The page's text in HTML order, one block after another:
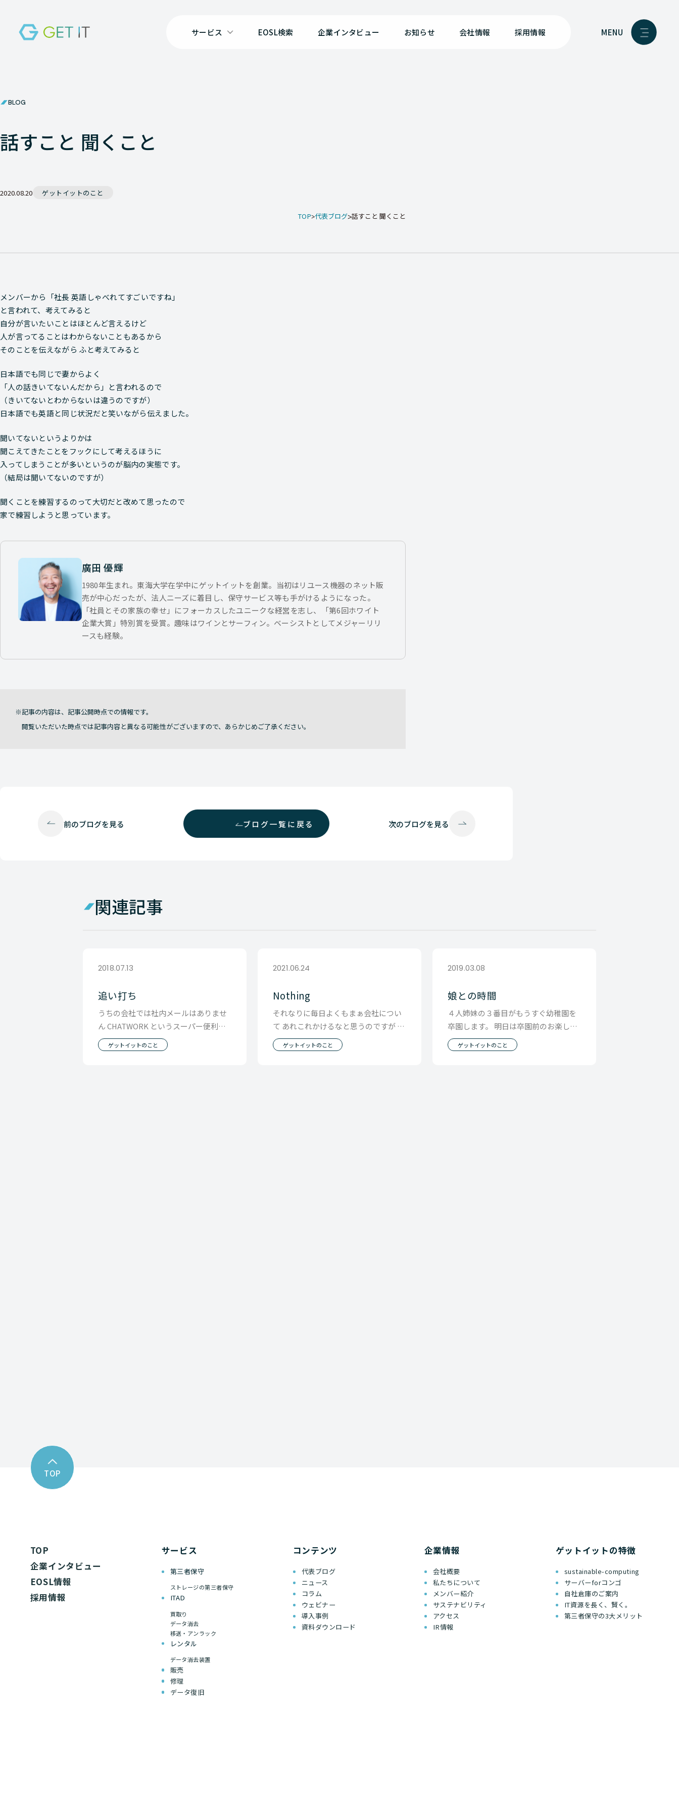
サービス EOSL検索 企業インタビュー お知らせ 会社情報 採用情報 MENU
BLOG
話すこと 聞くこと
2020.08.20 ゲットイットのこと
TOP 代表ブログ 話すこと 聞くこと
メンバーから「社長 英語しゃべれてすごいですね」
と言われて、考えてみると
自分が言いたいことはほとんど言えるけど
人が言ってることはわからないこともあるから
そのことを伝えながら ふと考えてみると
日本語でも同じで妻からよく
「人の話きいてないんだから」と言われるので
（きいてないとわからないは違うのですが）
日本語でも英語と同じ状況だと笑いながら伝えました。
聞いてないというよりかは
聞こえてきたことをフックにして考えるほうに
入ってしまうことが多いというのが脳内の実態です。
（結局は聞いてないのですが）
聞くことを練習するのって大切だと改めて思ったので
家で練習しようと思っています。
廣田 優輝
1980年生まれ。東海大学在学中にゲットイットを創業。当初はリユース機器のネット販
売が中心だったが、法人ニーズに着目し、保守サービス等も手がけるようになった。
「社員とその家族の幸せ」にフォーカスしたユニークな経営を志し、「第6回ホワイト
企業大賞」特別賞を受賞。趣味はワインとサーフィン。ベーシストとしてメジャーリリ
ースも経験。
記事の内容は、記事公開時点での情報です。
閲覧いただいた時点では記事内容と異なる可能性がございますので、あらかじめご了承ください。
前のブログを見る ブログ一覧に戻る 次のブログを見る
関連記事
2018.07.13
追い打ち
うちの会社では社内メールはありませ
ん CHATWORK というスーパー便利な
ツールを使ってるからです。 グループ
でのやり
ゲットイットのこと
2021.06.24
Nothing
それなりに毎日よくもまぁ会社につい
て あれこれかけるなと思うのですが た
まにぽっと抜けて１日を思い出しても
何も書くこと
ゲットイットのこと
2019.03.08
娘との時間
４人姉妹の３番目がもうすぐ幼稚園を
卒園します。 明日は卒園前のお楽しみ
会なんです。 今朝、会社行く前に 「明
日楽しみだね
ゲットイットのこと
TOP
TOP
企業インタビュー
EOSL情報
採用情報
サービス
第三者保守
ストレージの第三者保守
ITAD
買取り
データ消去
移送・アンラック
レンタル
データ消去装置
販売
修理
データ復旧
コンテンツ
代表ブログ
ニュース
コラム
ウェビナー
導入事例
資料ダウンロード
企業情報
会社概要
私たちについて
メンバー紹介
サステナビリティ
アクセス
IR情報
ゲットイットの特徴
sustainable-computing
サーバーforコンゴ
自社倉庫のご案内
IT資源を長く、賢く。
第三者保守の3大メリット